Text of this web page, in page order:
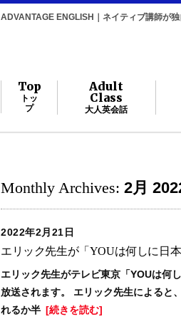
ADVANTAGE ENGLISH｜ネイティブ講師が
Top
トッ
プ
Adult
Class
大人英会話
Monthly Archives: 2月
2022年2月21日
エリック先生が「YOUは何しに日
エリック先生がテレビ東京「YOUは何
放送されます。 エリック先生によると
れるか半 [続きを読む]